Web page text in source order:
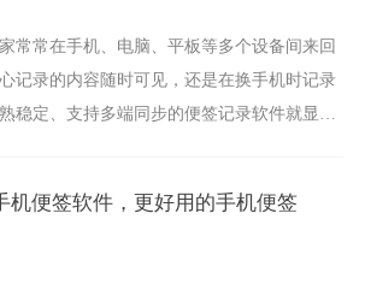
常常在手机、电脑、平板等多个设备间来回
记录的内容随时可见，还是在换手机时记录
稳定、支持多端同步的便签记录软件就显得
机便签软件，更好用的手机便签